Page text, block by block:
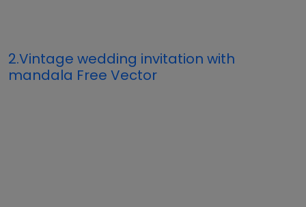
2.Vintage wedding invitation with
mandala Free Vector